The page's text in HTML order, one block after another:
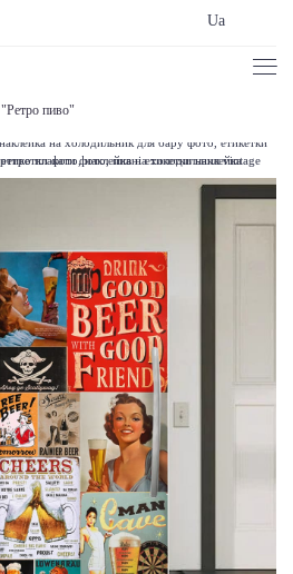
Ua
"Ретро пиво"